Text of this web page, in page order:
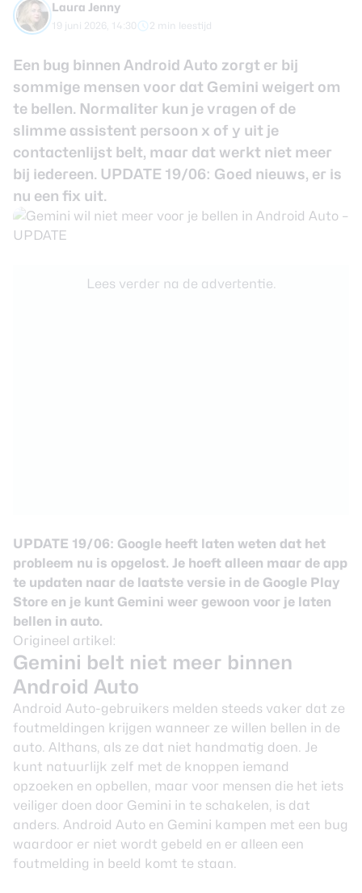
Laura Jenny
19 juni 2026, 14:30 2 min leestijd
Een bug binnen Android Auto zorgt er bij
sommige mensen voor dat Gemini weigert om
te bellen. Normaliter kun je vragen of de
slimme assistent persoon x of y uit je
contactenlijst belt, maar dat werkt niet meer
bij iedereen. UPDATE 19/06: Goed nieuws, er is
nu een fix uit.
Lees verder na de advertentie.
UPDATE 19/06: Google heeft laten weten dat het
probleem nu is opgelost. Je hoeft alleen maar de app
te updaten naar de laatste versie in de Google Play
Store en je kunt Gemini weer gewoon voor je laten
bellen in auto.
Origineel artikel:
Gemini belt niet meer binnen
Android Auto
Android Auto-gebruikers melden steeds vaker dat ze
foutmeldingen krijgen wanneer ze willen bellen in de
auto. Althans, als ze dat niet handmatig doen. Je
kunt natuurlijk zelf met de knoppen iemand
opzoeken en opbellen, maar voor mensen die het iets
veiliger doen door Gemini in te schakelen, is dat
anders. Android Auto en Gemini kampen met een bug
waardoor er niet wordt gebeld en er alleen een
foutmelding in beeld komt te staan.